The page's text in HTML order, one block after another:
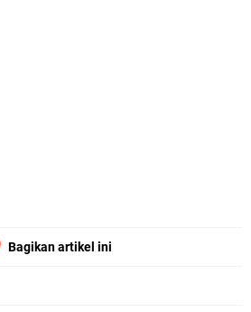
Bagikan artikel ini